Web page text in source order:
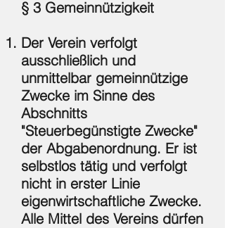
§ 3 Gemeinnützigkeit
Der Verein verfolgt
ausschließlich und
unmittelbar gemeinnützige
Zwecke im Sinne des
Abschnitts
"Steuerbegünstigte Zwecke"
der Abgabenordnung. Er ist
selbstlos tätig und verfolgt
nicht in erster Linie
eigenwirtschaftliche Zwecke.
Alle Mittel des Vereins dürfen